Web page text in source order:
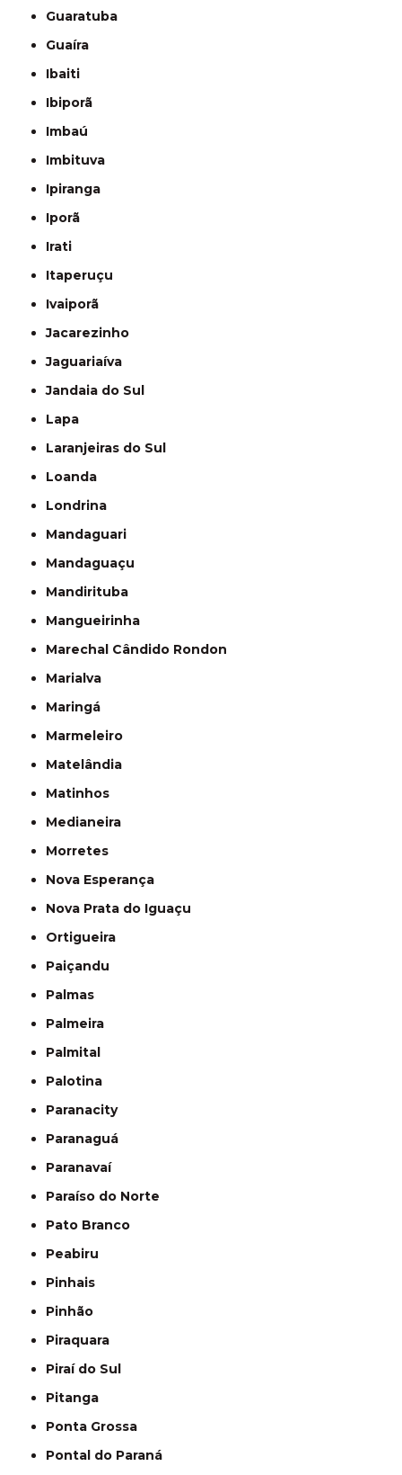
Guaratuba
Guaíra
Ibaiti
Ibiporã
Imbaú
Imbituva
Ipiranga
Iporã
Irati
Itaperuçu
Ivaiporã
Jacarezinho
Jaguariaíva
Jandaia do Sul
Lapa
Laranjeiras do Sul
Loanda
Londrina
Mandaguari
Mandaguaçu
Mandirituba
Mangueirinha
Marechal Cândido Rondon
Marialva
Maringá
Marmeleiro
Matelândia
Matinhos
Medianeira
Morretes
Nova Esperança
Nova Prata do Iguaçu
Ortigueira
Paiçandu
Palmas
Palmeira
Palmital
Palotina
Paranacity
Paranaguá
Paranavaí
Paraíso do Norte
Pato Branco
Peabiru
Pinhais
Pinhão
Piraquara
Piraí do Sul
Pitanga
Ponta Grossa
Pontal do Paraná